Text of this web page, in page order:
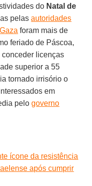
do Natal de
pelasautoridades
foram mais de
feriado de Páscoa,
licenças
superior a 55
tornado irrisório o
em
pelogoverno
ícone da resistência
após cumprir